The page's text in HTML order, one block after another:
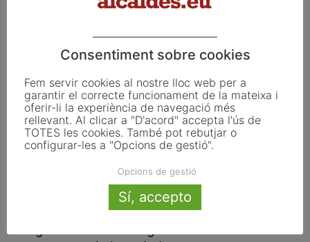
SOS comercial en centres històrics de
Consentiment sobre cookies
Fem servir cookies al nostre lloc web per a
garantir el correcte funcionament de la mateixa i
oferir-li la experiència de navegació més
rellevant. Al clicar a "D'acord" accepta l'ús de
TOTES les cookies. També pot rebutjar o
configurar-les a "Opcions de gestió".
Opcions de gestió
Sí, accepto